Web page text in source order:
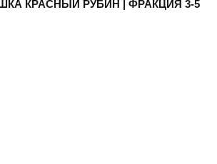
КРАСНЫЙ РУБИН | ФРАКЦИЯ 3-5